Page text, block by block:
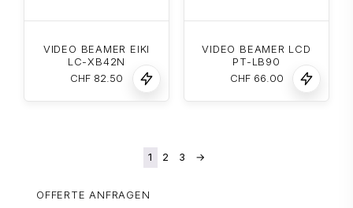
VIDEO BEAMER EIKI
LC-XB42N
CHF 82.50
VIDEO BEAMER LCD
PT-LB90
CHF66.00
1 2 3 →
OFFERTE ANFRAGEN